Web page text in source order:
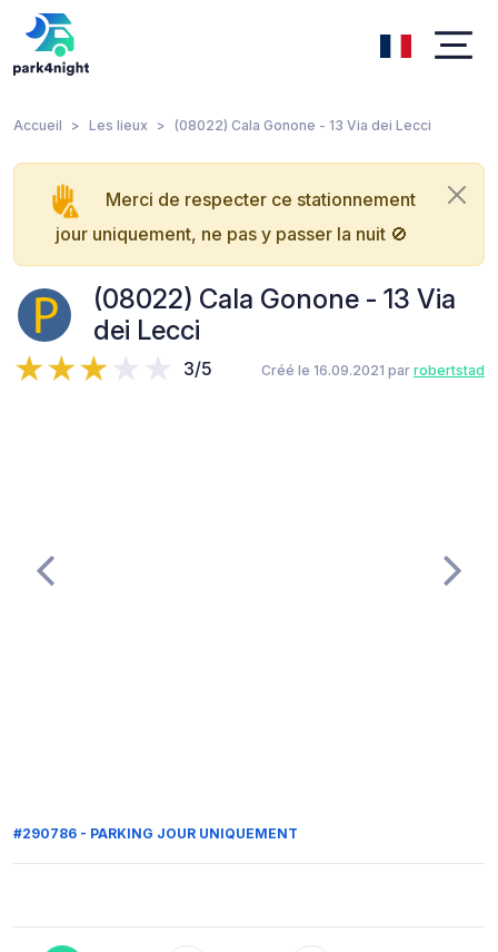
Accueil Les lieux (08022) Cala Gonone - 13 Via dei Lecci
Merci de respecter ce stationnement
jour uniquement, ne pas y passer la nuit 🚫
(08022) Cala Gonone - 13 Via
dei Lecci
3/5 Créé le 16.09.2021 par robertstad
#290786 - PARKING JOUR UNIQUEMENT